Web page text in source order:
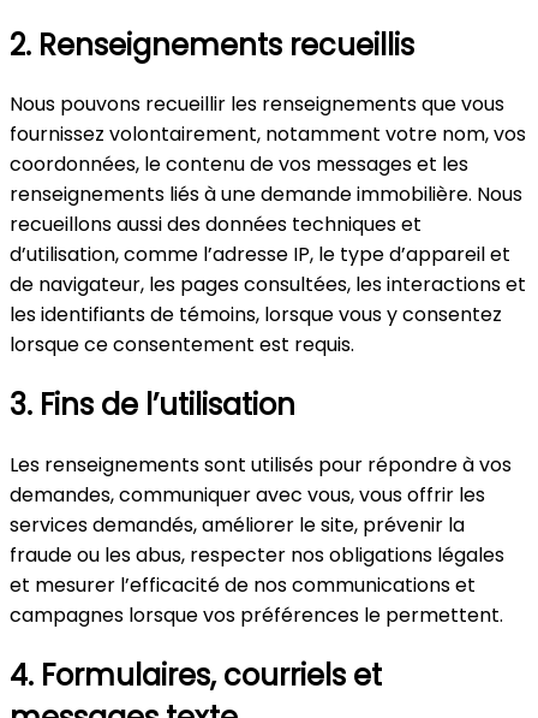
2. Renseignements recueillis
Nous pouvons recueillir les renseignements que vous
fournissez volontairement, notamment votre nom, vos
coordonnées, le contenu de vos messages et les
renseignements liés à une demande immobilière. Nous
recueillons aussi des données techniques et
d’utilisation, comme l’adresse IP, le type d’appareil et
de navigateur, les pages consultées, les interactions et
les identifiants de témoins, lorsque vous y consentez
lorsque ce consentement est requis.
3. Fins de l’utilisation
Les renseignements sont utilisés pour répondre à vos
demandes, communiquer avec vous, vous offrir les
services demandés, améliorer le site, prévenir la
fraude ou les abus, respecter nos obligations légales
et mesurer l’efficacité de nos communications et
campagnes lorsque vos préférences le permettent.
4. Formulaires, courriels et